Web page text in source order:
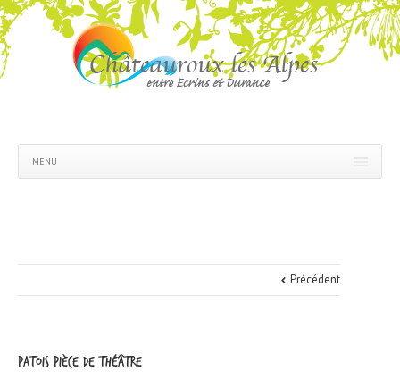
MENU
Précédent
PATOIS pièce de théâtre